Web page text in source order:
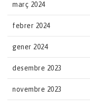
març 2024
febrer 2024
gener 2024
desembre 2023
novembre 2023